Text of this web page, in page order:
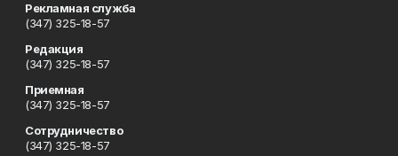
Рекламная служба
(347) 325-18-57
Редакция
(347) 325-18-57
Приемная
(347) 325-18-57
Сотрудничество
(347) 325-18-57